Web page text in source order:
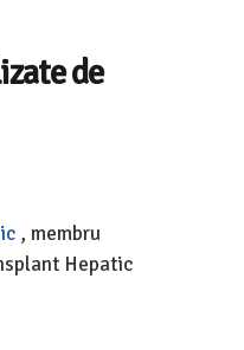
de
, membru
Hepatic